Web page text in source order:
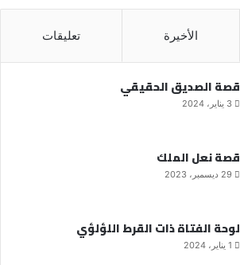
الأخيرة تعليقات
قصة الصديق الحقيقي
3 يناير، 2024
قصة نعل الملك
29 ديسمبر، 2023
لوحة الفتاة ذات القرط اللؤلؤي
1 يناير، 2024